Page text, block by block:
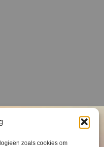
zoals cookies om